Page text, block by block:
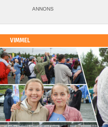
ANNONS
VIMMEL